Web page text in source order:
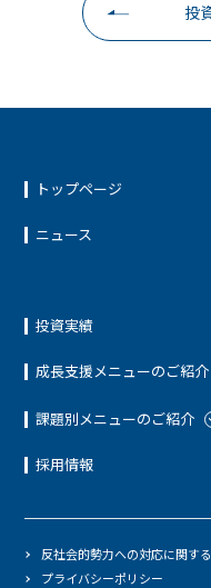
投
トップページ
ニュース
投資実績
成長支援メニューのご紹介
課題別メニューのご紹介
採用情報
反社会的勢力への対応に関す
プライバシーポリシー